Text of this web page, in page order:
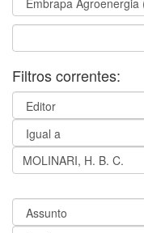
Filtros correntes: